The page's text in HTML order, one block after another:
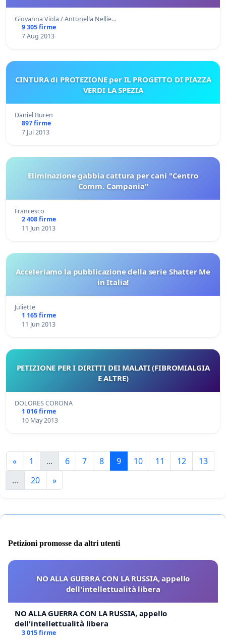
Giovanna Viola / Antonella Nellie…
9 305 firme
7 Aug 2013
CINTURA di PROTEZIONE per IL PROGETTO DI PIAZZA
VERDI LA SPEZIA
Daniel Buren
897 firme
7 Jul 2013
Eliminazione gabbia cattura per cani "Centro
Comm. Campania"
Francesco
2 408 firme
11 Jun 2013
Acceleriamo la pubblicazione della serie Shatter Me
in Italia!
Juliette
1 165 firme
11 Jun 2013
PETIZIONE PER I DIRITTI DEI MALATI (FIBROMIALGIA
E ALTRE)
DOLORES CORONA
1 016 firme
10 May 2013
« 1 ... 6 7 8 9 10 11 12
13
...
20 »
Petizioni promosse da altri utenti
NO ALLA GUERRA CON LA RUSSIA, appello
dell'intellettualità libera
NO ALLA GUERRA CON LA RUSSIA, appello
dell'intellettualità libera
3 015 firme